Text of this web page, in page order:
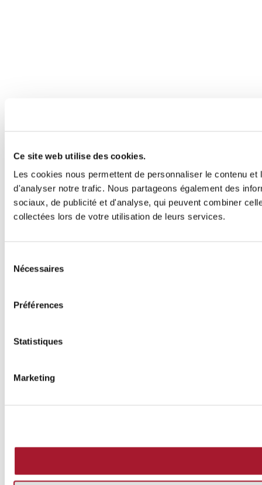
Ce site web utilise des cookies.
Les cookies nous permettent de personnaliser le contenu
d'analyser notre trafic. Nous partageons également des
sociaux, de publicité et d'analyse, qui peuvent combiner
collectées lors de votre utilisation de leurs services.
Nécessaires
Préférences
Statistiques
Marketing